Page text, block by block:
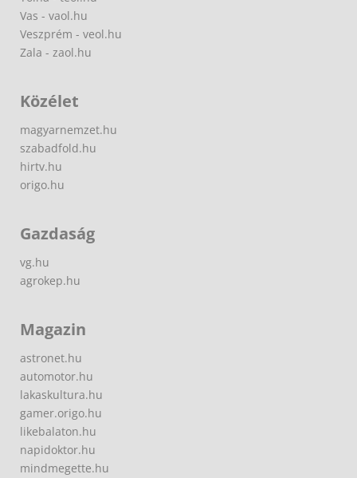
Vas - vaol.hu
Veszprém - veol.hu
Zala - zaol.hu
Közélet
magyarnemzet.hu
szabadfold.hu
hirtv.hu
origo.hu
Gazdaság
vg.hu
agrokep.hu
Magazin
astronet.hu
automotor.hu
lakaskultura.hu
gamer.origo.hu
likebalaton.hu
napidoktor.hu
mindmegette.hu